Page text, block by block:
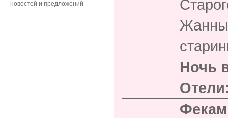
новостей и предложений
Жанны
Ночь
Отели